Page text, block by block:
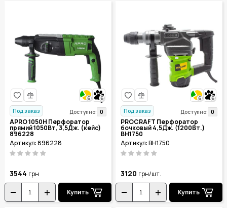
6
6
Под заказ
Доступно: 0
APRO 1050H Перфоратор
прямий 1050Вт, 3,5Дж. (кейс)
896228
Артикул: 896228
3544 грн
Купить
6
6
Под заказ
Доступно: 0
PROCRAFT Перфоратор
бочковый 4,5Дж. (1200Вт.)
BH1750
Артикул: BH1750
3120 грн/шт.
Купить